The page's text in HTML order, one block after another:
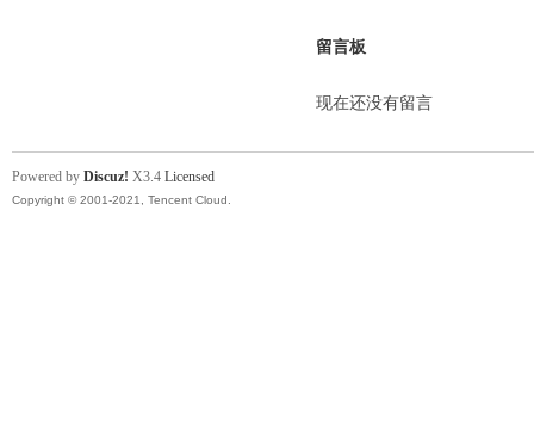
留言板
现在还没有留言
Powered by Discuz! X3.4 Licensed
Copyright © 2001-2021, Tencent Cloud.